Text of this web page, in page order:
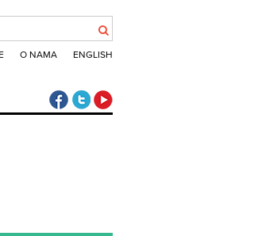
O NAMA ENGLISH
Klub putnika Facebook
Klub putnika Twitter